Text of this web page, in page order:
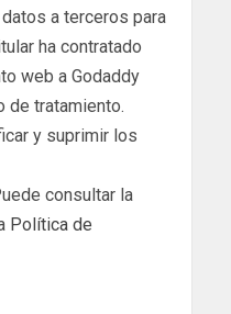
a terceros para
ha contratado
web a Godaddy
de tratamiento.
y suprimir los
consultar la
Política de